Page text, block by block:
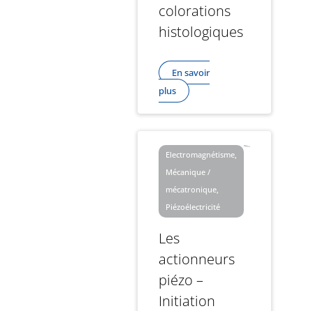
colorations
histologiques
En savoir
plus
Electromagnétisme,
Mécanique /
mécatronique,
Piézoélectricité
Les
actionneurs
piézo –
Initiation